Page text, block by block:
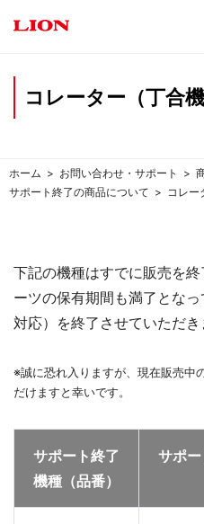
コレーター（丁合機
ホーム お問い合わせ・サポート
サポート終了の商品について
コレー
下記の機種はすでに販売を
ーツの保有期間も満了とな
対応）を終了させていただき
※誠に恐れ入りますが、現在販売中
だけますと幸いです。
サポート終了
機種（品番）
サポ